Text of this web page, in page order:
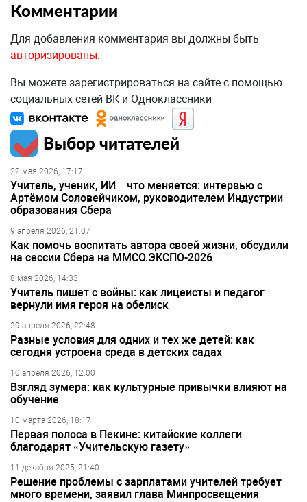
Комментарии
Для добавления комментария вы должны быть
авторизированы.
Вы можете зарегистрироваться на сайте с помощью
социальных сетей ВК и Одноклассники
Выбор читателей
22 мая 2026, 17:17
Учитель, ученик, ИИ – что меняется: интервью с
Артёмом Соловейчиком, руководителем Индустрии
образования Сбера
9 апреля 2026, 21:07
Как помочь воспитать автора своей жизни, обсудили
на сессии Сбера на ММСО.ЭКСПО-2026
8 мая 2026, 14:33
Учитель пишет с войны: как лицеисты и педагог
вернули имя героя на обелиск
29 апреля 2026, 22:48
Разные условия для одних и тех же детей: как
сегодня устроена среда в детских садах
10 апреля 2026, 12:00
Взгляд зумера: как культурные привычки влияют на
обучение
10 марта 2026, 18:17
Первая полоса в Пекине: китайские коллеги
благодарят «Учительскую газету»
11 декабря 2025, 21:40
Решение проблемы с зарплатами учителей требует
много времени, заявил глава Минпросвещения